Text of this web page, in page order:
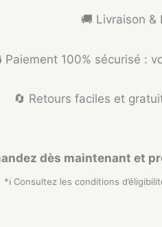
🚚 Livraison &
Paiement 100% sécurisé :
🔄 Retours faciles et
dès maintenant et
*ℹ️ Consultez les conditions